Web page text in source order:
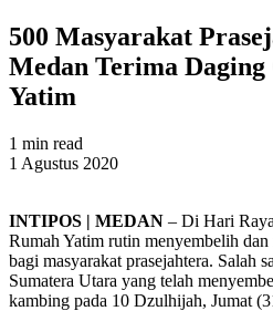
500 Masyarakat
Medan Terima
Yatim
1 min read
1 Agustus 2020
INTIPOS | MEDAN – Di Hari
Rumah Yatim rutin menyembelih
bagi masyarakat prasejahtera. Salah
Sumatera Utara yang telah
kambing pada 10 Dzulhijah, Jumat